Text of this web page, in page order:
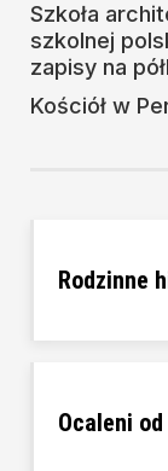
Szkoła
szkolnej
zapisy na
Kościół w
Rodzinne
Ocaleni